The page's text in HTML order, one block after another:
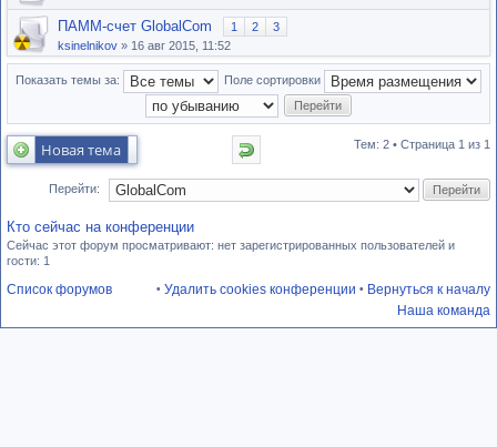
ПАММ-счет GlobalCom 1 2
3
ksinelnikov » 16 авг 2015, 11:52
Показать темы за: Поле сортировки
Новая тема Тем: 2 • Страница 1 из 1
Перейти:
Кто сейчас на конференции
Сейчас этот форум просматривают: нет зарегистрированных пользователей и
гости: 1
Список форумов • Вернуться к началу
• Удалить cookies конференции
Наша команда